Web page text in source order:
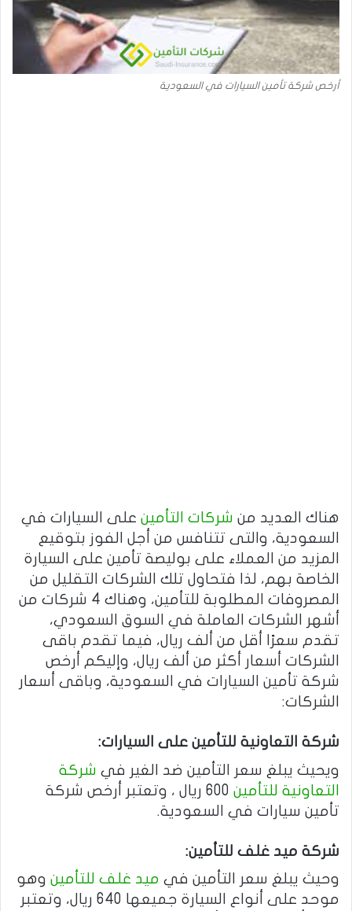
أرخص شركة تأمين السيارات في السعودية
هناك العديد من شركات التأمين على السيارات في
السعودية، والتى تتنافس من أجل الفوز بتوقيع
المزيد من العملاء على بوليصة تأمين على السيارة
الخاصة بهم، لذا فتحاول تلك الشركات التقليل من
المصروفات المطلوبة للتأمين، وهناك 4 شركات من
أشهر الشركات العاملة في السوق السعودي،
تقدم سعرًا أقل من ألف ريال، فيما تقدم باقى
الشركات أسعار أكثر من ألف ريال، وإليكم أرخص
شركة تأمين السيارات في السعودية، وباقى أسعار
الشركات:
شركة التعاونية للتأمين على السيارات:
ويحيث يبلغ سعر التأمين ضد الغير في شركة
التعاونية للتأمين
600 ريال ، وتعتبر أرخص شركة
تأمين سيارات في السعودية.
شركة ميد غلف للتأمين:
وحيث يبلغ سعر التأمين في ميد غلف للتأمين وهو
موحد على أنواع السيارة جميعها 640 ريال، وتعتبر